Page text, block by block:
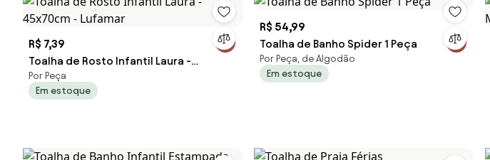
R$ 7,39
Toalha de Rosto Infantil Laura -
45x70cm - Lufamar
Por Peça
Em estoque
R$ 54,99
Toalha de Banho Spider 1 Peça
Por Peça, de Algodão
Em estoque